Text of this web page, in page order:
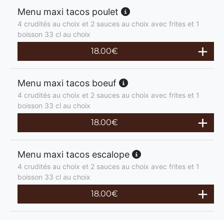
Menu maxi tacos poulet
4 crudités au choix et 2 sauces au choix avec frites et 1
boisson 33 cl au choix
18.00€
Menu maxi tacos boeuf
4 crudités au choix et 2 sauces au choix avec frites et 1
boisson 33 cl au choix
18.00€
Menu maxi tacos escalope
4 crudités au choix et 2 sauces au choix avec frites et 1
boisson 33 cl au choix
18.00€